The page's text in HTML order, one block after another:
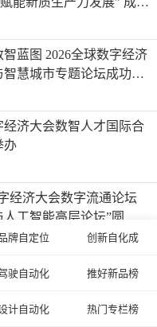
蓝图 2026全球数字经济
智慧城市专题论坛成功举
经济大会数智人才国际合
办
经济大会数字流通论坛
工智能高层论坛”圆满
革 产教赋能智造升级 |
功举办
牌自定位 创新自化成
驶自动化 推好新品榜
计自动化 热门专栏榜